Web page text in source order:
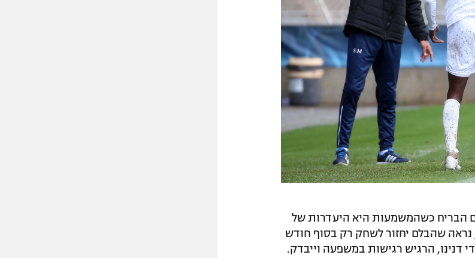
הבריח כשהמשמעות היא היעדרות של
שהבלם יחזור לשחק רק בסוף חודש
דנינו, הרגיש רגישות במשפעה וייבדק.